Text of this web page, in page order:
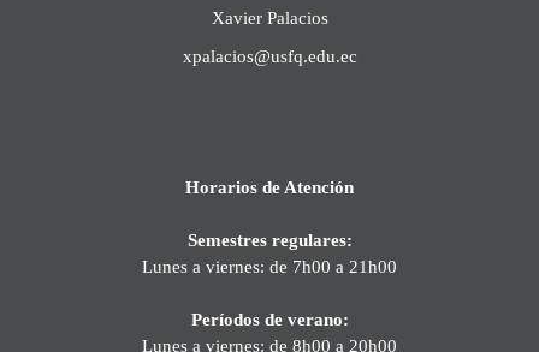
Xavier Palacios
xpalacios@usfq.edu.ec
Horarios de Atención
Semestres regulares:
Lunes a viernes: de 7h00 a 21h00
Períodos de verano:
Lunes a viernes: de 8h00 a 20h00